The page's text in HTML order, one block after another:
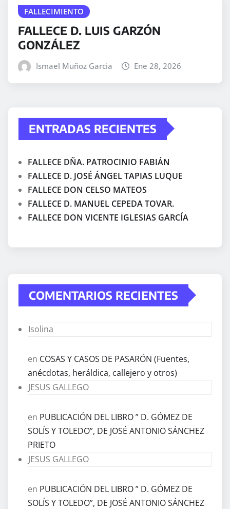
FALLECIMIENTO
FALLECE D. LUIS GARZÓN
GONZÁLEZ
Ismael Muñoz Garcia Ene 28, 2026
ENTRADAS RECIENTES
FALLECE DÑA. PATROCINIO FABIÁN
FALLECE D. JOSÉ ÁNGEL TAPIAS LUQUE
FALLECE DON CELSO MATEOS
FALLECE D. MANUEL CEPEDA TOVAR.
FALLECE DON VICENTE IGLESIAS GARCÍA
COMENTARIOS RECIENTES
Isolina
en COSAS Y CASOS DE PASARÓN (Fuentes,
anécdotas, heráldica, callejero y otros)
JESUS GALLEGO
en PUBLICACIÓN DEL LIBRO ” D. GÓMEZ DE
SOLÍS Y TOLEDO”, DE JOSÉ ANTONIO SÁNCHEZ
PRIETO
JESUS GALLEGO
en PUBLICACIÓN DEL LIBRO ” D. GÓMEZ DE
SOLÍS Y TOLEDO”, DE JOSÉ ANTONIO SÁNCHEZ